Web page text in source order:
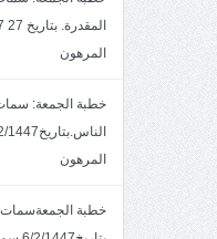
المرهون
المرهون